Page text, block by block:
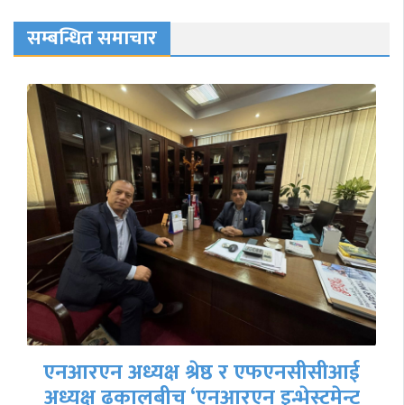
सम्बन्धित समाचार
नेपाली व्यवसायी संघद्वारा प्रथम सचिव कृष्ण
कुमार सुवेदीलाई भव्य सम्मान…